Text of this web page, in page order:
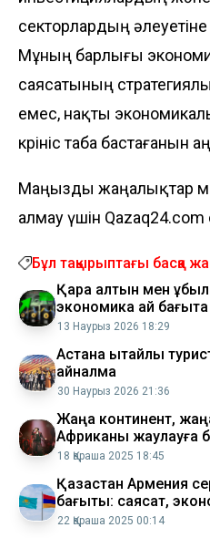
секторлардың
Мұның барлығы
саясатының
емес, нақты
көрініс таба бастағанын
Маңызды жаңалықтар
алмау үшін
Бұл тақырыптағы басқа
Қара алтын мен
экономика қай
13 Наурыз 2026 18:29
Астана қытайлық
айналмақ
30 Наурыз 2026 21:36
Жаңа континент,
Африканы жаулауға
18 Қараша 2025 18:45
Қазақстан Армения
бағыты: саясат,
тұрақтылық
22 Қараша 2025 00:14